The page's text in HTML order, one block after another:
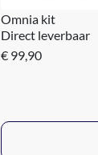
Omnia kit
Direct leverbaar
€ 99,90